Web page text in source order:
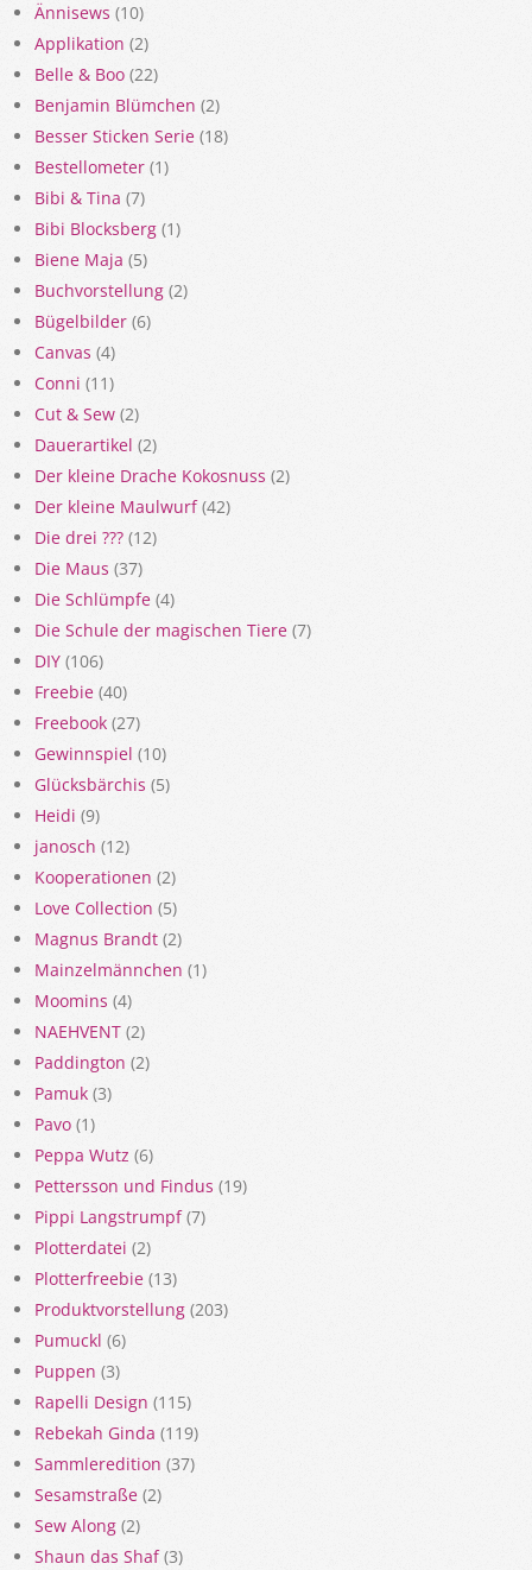
Ännisews (10)
Applikation (2)
Belle & Boo (22)
Benjamin Blümchen (2)
Besser Sticken Serie (18)
Bestellometer (1)
Bibi & Tina (7)
Bibi Blocksberg (1)
Biene Maja (5)
Buchvorstellung (2)
Bügelbilder (6)
Canvas (4)
Conni (11)
Cut & Sew (2)
Dauerartikel (2)
Der kleine Drache Kokosnuss (2)
Der kleine Maulwurf(42)
Die drei ??? (12)
Die Maus (37)
Die Schlümpfe (4)
Die Schule der magischen Tiere (7)
DIY (106)
Freebie (40)
Freebook (27)
Gewinnspiel (10)
Glücksbärchis (5)
Heidi (9)
janosch (12)
Kooperationen (2)
Love Collection (5)
Magnus Brandt (2)
Mainzelmännchen (1)
Moomins (4)
NAEHVENT (2)
Paddington (2)
Pamuk (3)
Pavo (1)
Peppa Wutz (6)
Pettersson und Findus (19)
Pippi Langstrumpf(7)
Plotterdatei (2)
Plotterfreebie (13)
Produktvorstellung (203)
Pumuckl (6)
Puppen (3)
Rapelli Design (115)
Rebekah Ginda (119)
Sammleredition (37)
Sesamstraße (2)
Sew Along (2)
Shaun das Shaf(3)